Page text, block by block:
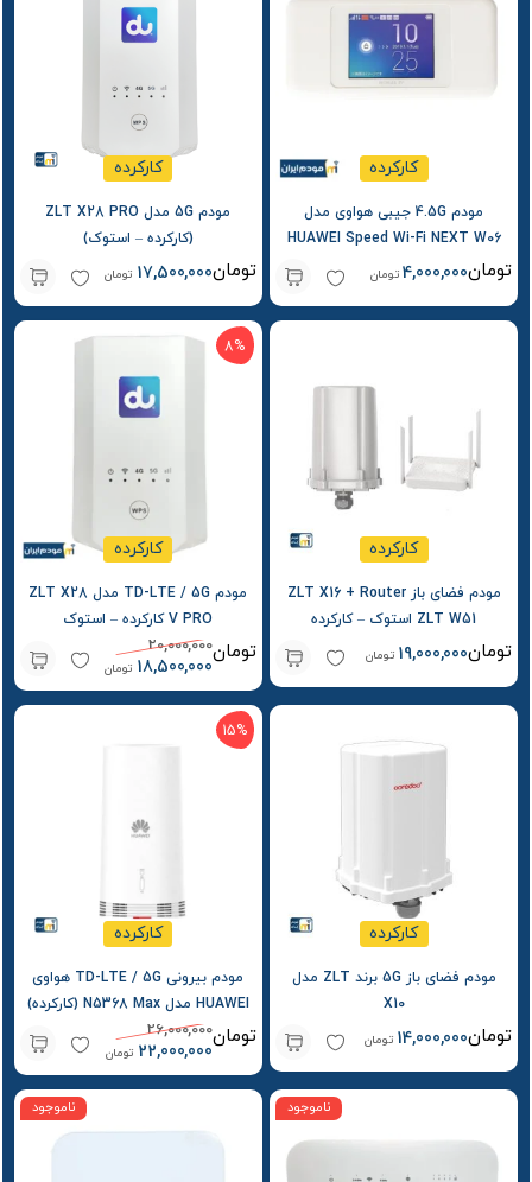
کارکرده
مودم 4.5G جیبی هواوی مدل
HUAWEI Speed Wi-Fi NEXT W06
کارکرده – استوک4,000,000 تومان تومان
کارکرده
مودم 5G مدل ZLT X28 PRO
(کارکرده – استوک)
17,500,000 تومان تومان
کارکرده
مودم فضای باز ZLT X16 + Router
ZLT W51 استوک – کارکرده
19,000,000 تومان تومان
8%
کارکرده
مودم TD-LTE / 5G مدل ZLT X28
V PRO کارکرده – استوک
20,000,000
18,500,000 تومان
تومان
کارکرده
مودم فضای باز 5G برند ZLT مدل
X10
14,000,000 تومان تومان
15%
کارکرده
مودم بیرونی TD-LTE / 5G هواوی
HUAWEI مدل N5368 Max (کارکرده)
26,000,000
22,000,000 تومان
تومان
ناموجود ناموجود